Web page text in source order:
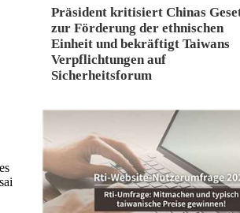
Präsident kritisiert Chinas
zur Förderung der ethnischen
Einheit und bekräftigt Taiwans
Verpflichtungen auf
Sicherheitsforum